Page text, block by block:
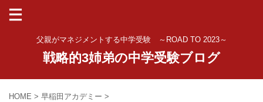
父親がマネジメントする中学受験 ～ROAD TO 2023～
戦略的3姉弟の中学受験ブログ
HOME > 早稲田アカデミー >